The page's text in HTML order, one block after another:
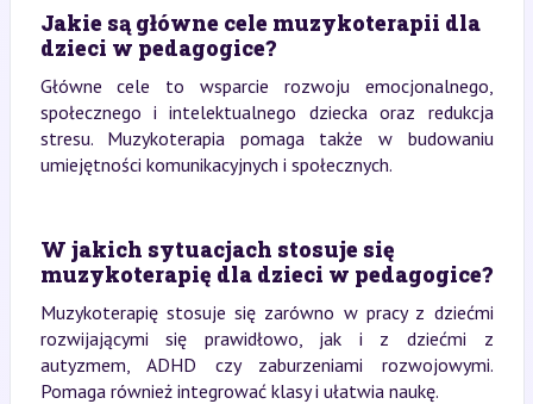
Jakie są główne cele muzykoterapii dla
dzieci w pedagogice?
Główne cele to wsparcie rozwoju emocjonalnego,
społecznego i intelektualnego dziecka oraz redukcja
stresu. Muzykoterapia pomaga także w budowaniu
umiejętności komunikacyjnych i społecznych.
W jakich sytuacjach stosuje się
muzykoterapię dla dzieci w pedagogice?
Muzykoterapię stosuje się zarówno w pracy z dziećmi
rozwijającymi się prawidłowo, jak i z dziećmi z
autyzmem, ADHD czy zaburzeniami rozwojowymi.
Pomaga również integrować klasy i ułatwia naukę.